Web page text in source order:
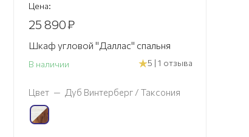
Цена:
25 890₽
Шкаф угловой "Даллас" спальня
В наличии 5 | 1 отзыва
Цвет — Дуб Винтерберг / Таксония